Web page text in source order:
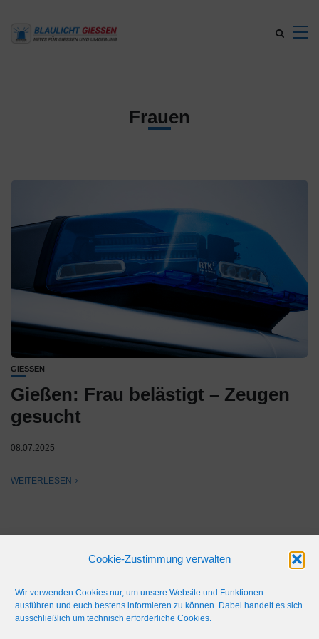
Cookie-Zustimmung verwalten
Wir verwenden Cookies nur, um unsere Website und Funktionen
ausführen und euch bestens informieren zu können. Dabei handelt es sich
ausschließlich um technisch erforderliche Cookies.
Frauen
GIESSEN
Gießen: Frau belästigt – Zeugen
gesucht
08.07.2025
WEITERLESEN